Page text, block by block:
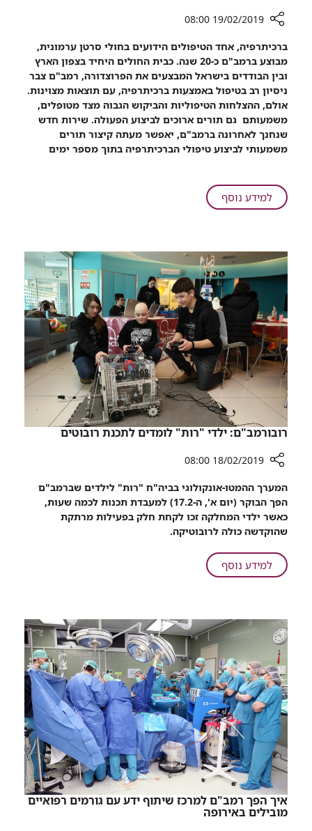
שיתוף
בשורה
לתושבי
הצפון:
שירות
חדש
ברמב"ם
מאפשר
תורים
לטיפול
19/02/2019 08:00
ברכיתרפיה, אחד הטיפולים הידועים בחולי סרטן ערמונית,
מבוצע ברמב"ם כ-20 שנה. כבית החולים היחיד בצפון הארץ
ובין הבודדים בישראל המבצעים את הפרוצדורה, רמב"ם צבר
ניסיון רב בטיפול באמצעות ברכיתרפיה, עם תוצאות מצוינות.
אולם, ההצלחות הטיפוליות והביקוש הגבוה מצד מטופלים,
משמעותם גם תורים ארוכים לביצוע הפעולה. שירות חדש
שנחנך לאחרונה ברמב"ם, יאפשר מעתה קיצור תורים
משמעותי לביצוע טיפולי הברכיתרפיה בתוך מספר ימים
למידע נוסףעל
בשורה
שירות
חדש
ברמב"ם
מאפשר
קיצור
תורים
לטיפול
ברכיתרפיה
בסרטן
הערמונית
רובורמב"ם: ילדי "רות" לומדים לתכנת רובוטים
שיתוף
רובורמב"ם:
ילדי
"רות"
לומדים
לתכנת
18/02/2019 08:00
המערך ההמטו-אונקולוגי בביה"ח "רות" לילדים שברמב"ם
הפך הבוקר (יום א', ה-17.2) למעבדת תכנות לכמה שעות,
כאשר ילדי המחלקה זכו לקחת חלק בפעילות מרתקת
שהוקדשה כולה לרובוטיקה.
למידע נוסףעל
רובורמב"ם:
לומדים
לתכנת
רובוטים
איך הפך רמב"ם למרכז שיתוף ידע עם גורמים רפואיים
מובילים באירופה